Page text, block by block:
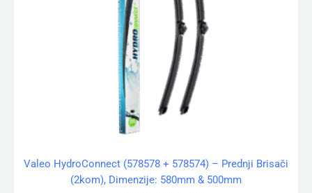
Valeo HydroConnect (578578 + 578574) – Prednji Brisači
(2kom), Dimenzije: 580mm & 500mm